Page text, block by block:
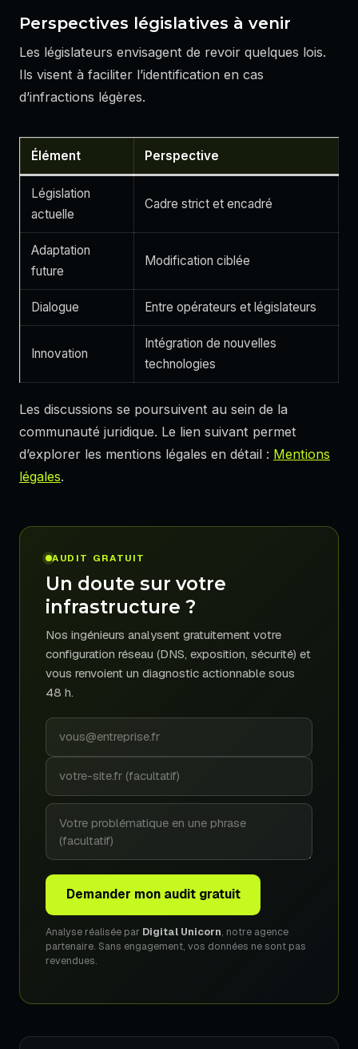
Perspectives législatives à venir
Les législateurs envisagent de revoir quelques lois.
Ils visent à faciliter l’identification en cas
d’infractions légères.
Élément Perspective
Législation
actuelle
Cadre strict et encadré
Adaptation
future
Modification ciblée
Dialogue Entre opérateurs et législateurs
Innovation
Intégration de nouvelles
technologies
Les discussions se poursuivent au sein de la
communauté juridique. Le lien suivant permet
d’explorer les mentions légales en détail : Mentions
légales.
AUDIT GRATUIT
Un doute sur votre
infrastructure ?
Nos ingénieurs analysent gratuitement votre
configuration réseau (DNS, exposition, sécurité) et
vous renvoient un diagnostic actionnable sous
48 h.
Demander mon audit gratuit
Analyse réalisée par Digital Unicorn, notre agence
partenaire. Sans engagement, vos données ne sont pas
revendues.